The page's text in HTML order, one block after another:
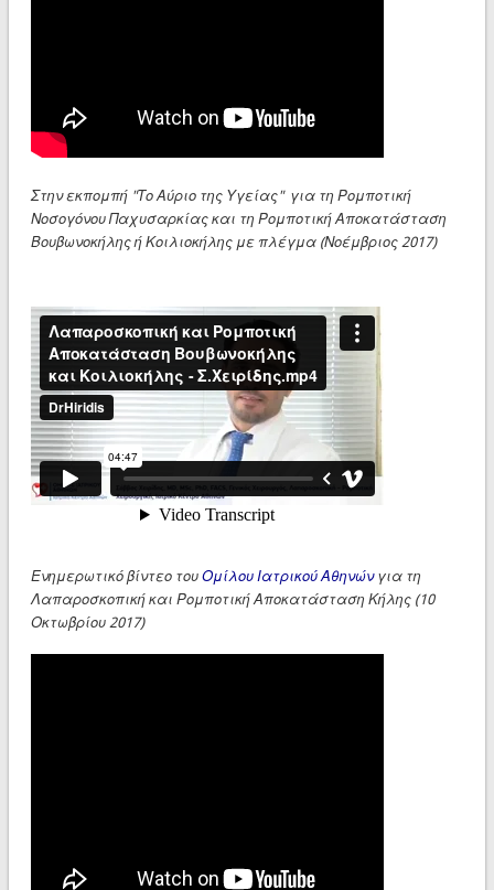
Στην εκπομπή "Το Αύριο της Υγείας" για τη Ρομποτική
Νοσογόνου Παχυσαρκίας και τη Ρομποτική Αποκατάσταση
Βουβωνοκήλης ή Κοιλιοκήλης με πλέγμα (Νοέμβριος 2017)
Ενημερωτικό βίντεο τουΟμίλου Ιατρικού Αθηνώνγια τη
Λαπαροσκοπική και Ρομποτική Αποκατάσταση Κήλης (10
Οκτωβρίου 2017)